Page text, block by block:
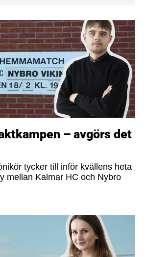
– avgörs det
tycker till inför kvällens heta
mellan Kalmar HC och Nybro